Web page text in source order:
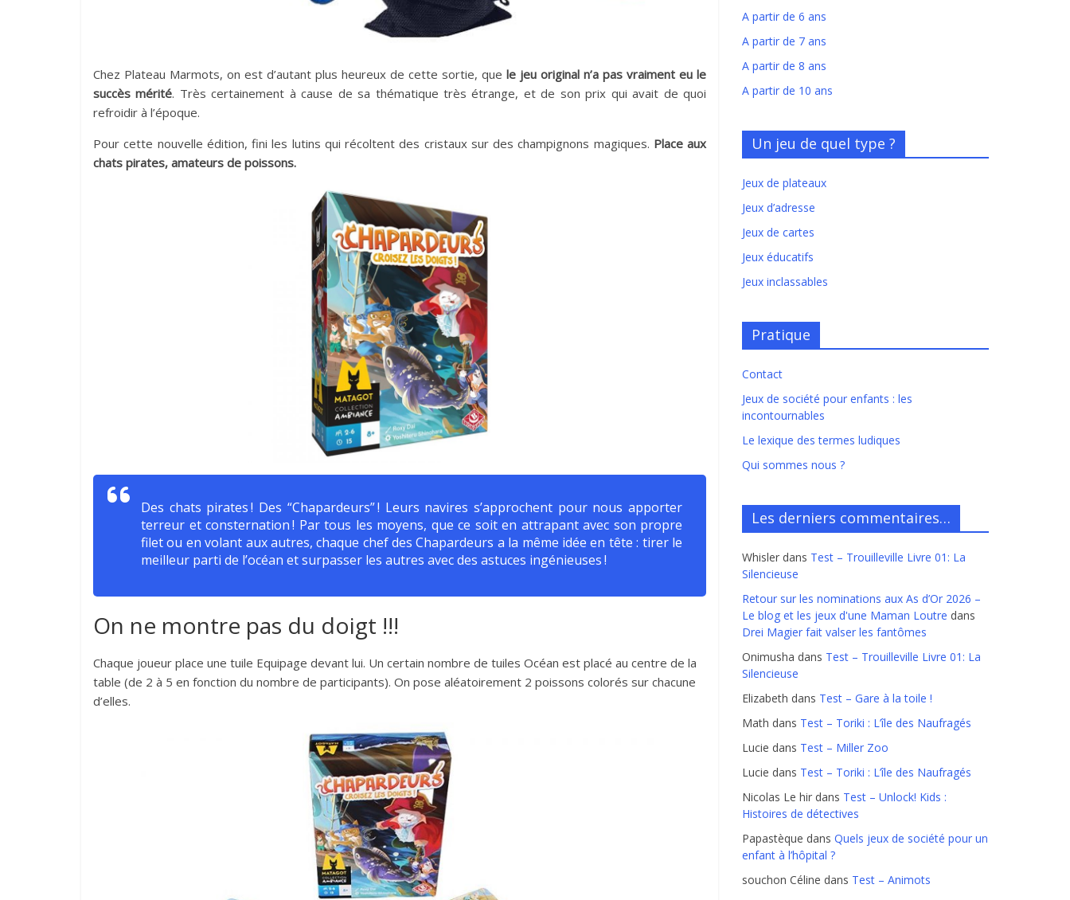
Chez Plateau Marmots, on est d’autant plus heureux de cette sortie, que le jeu original n’a pas vraiment eu le
succès mérité. Très certainement à cause de sa thématique très étrange, et de son prix qui avait de quoi
refroidir à l’époque.
Pour cette nouvelle édition, fini les lutins qui récoltent des cristaux sur des champignons magiques. Place aux
chats pirates, amateurs de poissons.
Des chats pirates ! Des “Chapardeurs” ! Leurs navires s’approchent pour nous apporter
terreur et consternation ! Par tous les moyens, que ce soit en attrapant avec son propre
filet ou en volant aux autres, chaque chef des Chapardeurs a la même idée en tête : tirer le
meilleur parti de l’océan et surpasser les autres avec des astuces ingénieuses !
On ne montre pas du doigt !!!
Chaque joueur place une tuile Equipage devant lui. Un certain nombre de tuiles Océan est placé au centre de la
table (de 2 à 5 en fonction du nombre de participants). On pose aléatoirement 2 poissons colorés sur chacune
d’elles.
A partir de 6 ans
A partir de 7 ans
A partir de 8 ans
A partir de 10 ans
Un jeu de quel type ?
Jeux de plateaux
Jeux d’adresse
Jeux de cartes
Jeux éducatifs
Jeux inclassables
Pratique
Contact
Jeux de société pour enfants : les
incontournables
Le lexique des termes ludiques
Qui sommes nous ?
Les derniers commentaires…
Whisler dans Test – Trouilleville Livre 01: La
Silencieuse
Retour sur les nominations aux As d’Or 2026 –
Le blog et les jeux d'une Maman Loutre dans
Drei Magier fait valser les fantômes
Onimusha dans Test – Trouilleville Livre 01: La
Silencieuse
Elizabeth dans Test – Gare à la toile !
Math dans Test – Toriki : L’île des Naufragés
Lucie dans Test – Miller Zoo
Lucie dans Test – Toriki : L’île des Naufragés
Nicolas Le hir dans Test – Unlock! Kids :
Histoires de détectives
Papastèque dans Quels jeux de société pour un
enfant à l’hôpital ?
souchon Céline dans Test – Animots